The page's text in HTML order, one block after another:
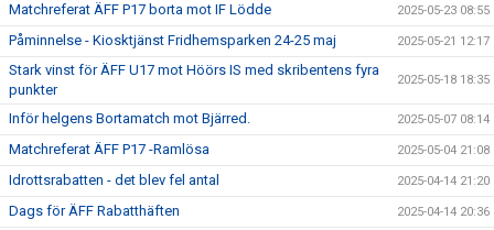
Matchreferat ÄFF P17 borta mot IF Lödde 2025-05-23 08:55
Påminnelse - Kiosktjänst Fridhemsparken 24-25 maj 2025-05-21 12:17
Stark vinst för ÄFF U17 mot Höörs IS med skribentens fyra
punkter
2025-05-18 18:35
Inför helgens Bortamatch mot Bjärred. 2025-05-07 08:14
Matchreferat ÄFF P17 -Ramlösa 2025-05-04 21:08
Idrottsrabatten - det blev fel antal 2025-04-14 21:20
Dags för ÄFF Rabatthäften 2025-04-14 20:36